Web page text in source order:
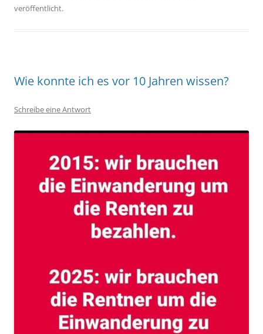
veröffentlicht.
Wie konnte ich es vor 10 Jahren wissen?
Schreibe eine Antwort